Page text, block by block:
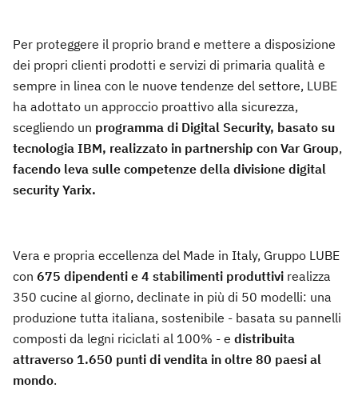
Per proteggere il proprio brand e mettere a disposizione
dei propri clienti prodotti e servizi di primaria qualità e
sempre in linea con le nuove tendenze del settore, LUBE
ha adottato un approccio proattivo alla sicurezza,
scegliendo un programma di Digital Security, basato su
tecnologia IBM, realizzato in partnership con Var Group,
facendo leva sulle competenze della divisione digital
security Yarix.
Vera e propria eccellenza del Made in Italy, Gruppo LUBE
con 675 dipendenti e 4 stabilimenti produttivi realizza
350 cucine al giorno, declinate in più di 50 modelli: una
produzione tutta italiana, sostenibile - basata su pannelli
composti da legni riciclati al 100% - e distribuita
attraverso 1.650 punti di vendita in oltre 80 paesi al
mondo.